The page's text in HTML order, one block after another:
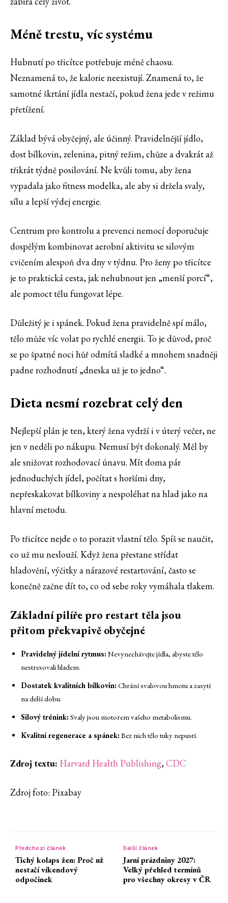
Méně trestu, víc systému
Hubnutí po třicítce potřebuje méně chaosu.
Neznamená to, že kalorie neexistují. Znamená to, že
samotné škrtání jídla nestačí, pokud žena jede v režimu
přetížení.
Základ bývá obyčejný, ale účinný. Pravidelnější jídlo,
dost bílkovin, zelenina, pitný režim, chůze a dvakrát až
třikrát týdně posilování. Ne kvůli tomu, aby žena
vypadala jako fitness modelka, ale aby si držela svaly,
sílu a lepší výdej energie.
Centrum pro kontrolu a prevenci nemocí doporučuje
dospělým kombinovat aerobní aktivitu se silovým
cvičením alespoň dva dny v týdnu. Pro ženy po třicítce
je to praktická cesta, jak nehubnout jen „menší porcí“,
ale pomoct tělu fungovat lépe.
Důležitý je i spánek. Pokud žena pravidelně spí málo,
tělo může víc volat po rychlé energii. To je důvod, proč
se po špatné noci hůř odmítá sladké a mnohem snadněji
padne rozhodnutí „dneska už je to jedno“.
Dieta nesmí rozebrat celý den
Nejlepší plán je ten, který žena vydrží i v úterý večer, ne
jen v neděli po nákupu. Nemusí být dokonalý. Měl by
ale snižovat rozhodovací únavu. Mít doma pár
jednoduchých jídel, počítat s horšími dny,
nepřeskakovat bílkoviny a nespoléhat na hlad jako na
hlavní metodu.
Po třicítce nejde o to porazit vlastní tělo. Spíš se naučit,
co už mu neslouží. Když žena přestane střídat
hladovění, výčitky a nárazové restartování, často se
konečně začne dít to, co od sebe roky vymáhala tlakem.
Základní pilíře pro restart těla jsou
přitom překvapivě obyčejné
Pravidelný jídelní rytmus: Nevynechávejte jídla, abyste tělo
nestresovali hladem.
Dostatek kvalitních bílkovin: Chrání svalovou hmotu a zasytí
na delší dobu.
Silový trénink: Svaly jsou motorem vašeho metabolismu.
Kvalitní regenerace a spánek: Bez nich tělo tuky nepustí.
Zdroj textu: Harvard Health Publishing,CDC
Zdroj foto: Pixabay
Předchozí článek
Tichý kolaps žen: Proč už
nestačí víkendový
odpočinek
Další článek
Jarní prázdniny 2027:
Velký přehled termínů
pro všechny okresy v ČR